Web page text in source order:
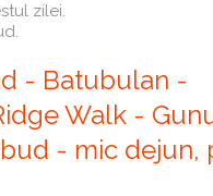
zilei.
- Batubulan -
Walk -
- mic dejun,